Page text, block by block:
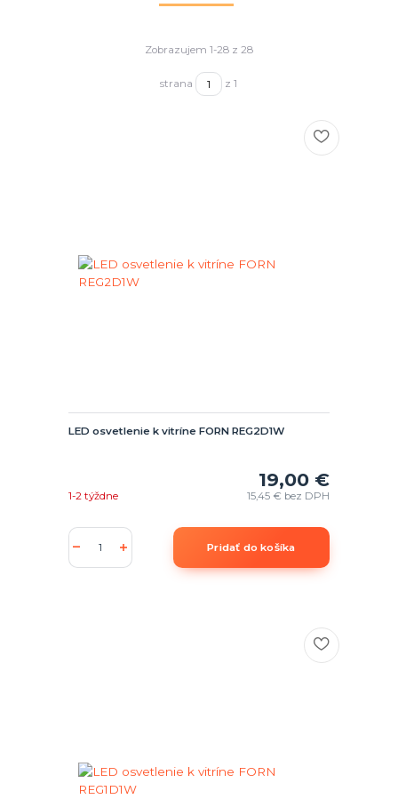
Zobrazujem 1-28 z 28
strana z 1
LED osvetlenie k vitríne FORN REG2D1W
19,00 €
15,45 € bez DPH
1-2 týždne
Pridať do košíka